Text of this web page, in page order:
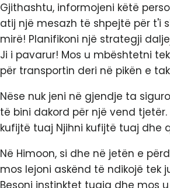
Gjithashtu, informojeni këtë
atij një mesazh të shpejtë për t'i
mirë! Planifikoni një strategji
Ji i pavarur! Mos u mbështetni
për transportin deri në pikën e
Nëse nuk jeni në gjendje ta
të bini dakord për një vend
kufijtë tuaj Njihni kufijtë tuaj dhe
Në Himoon, si dhe në jetën e
mos lejoni askënd të ndikojë tek